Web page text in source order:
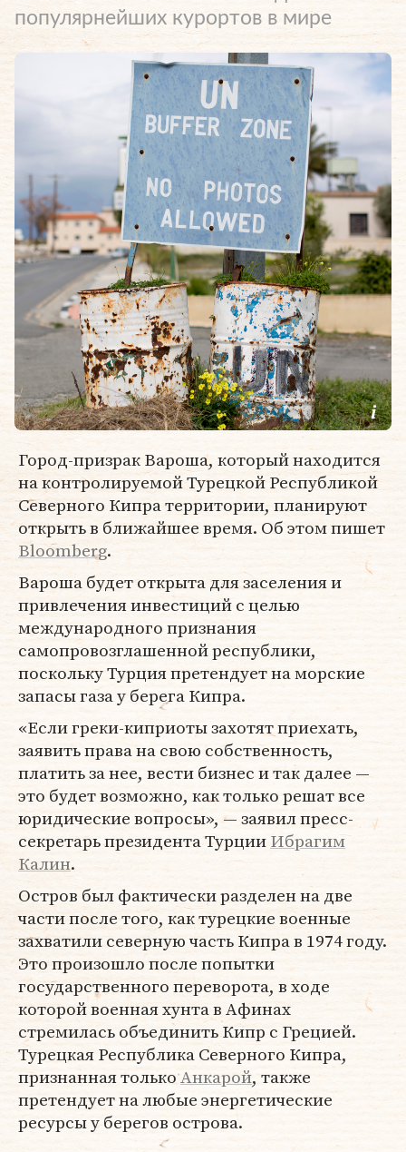
популярнейших курортов в мире
Город-призрак Вароша, который находится
на контролируемой Турецкой Республикой
Северного Кипра территории, планируют
открыть в ближайшее время. Об этом пишет
Bloomberg.
Вароша будет открыта для заселения и
привлечения инвестиций с целью
международного признания
самопровозглашенной республики,
поскольку Турция претендует на морские
запасы газа у берега Кипра.
«Если греки-киприоты захотят приехать,
заявить права на свою собственность,
платить за нее, вести бизнес и так далее —
это будет возможно, как только решат все
юридические вопросы», — заявил пресс-
секретарь президента ТурцииИбрагим
Калин.
Остров был фактически разделен на две
части после того, как турецкие военные
захватили северную часть Кипра в 1974 году.
Это произошло после попытки
государственного переворота, в ходе
которой военная хунта в Афинах
стремилась объединить Кипр с Грецией.
Турецкая Республика Северного Кипра,
признанная толькоАнкарой, также
претендует на любые энергетические
ресурсы у берегов острова.